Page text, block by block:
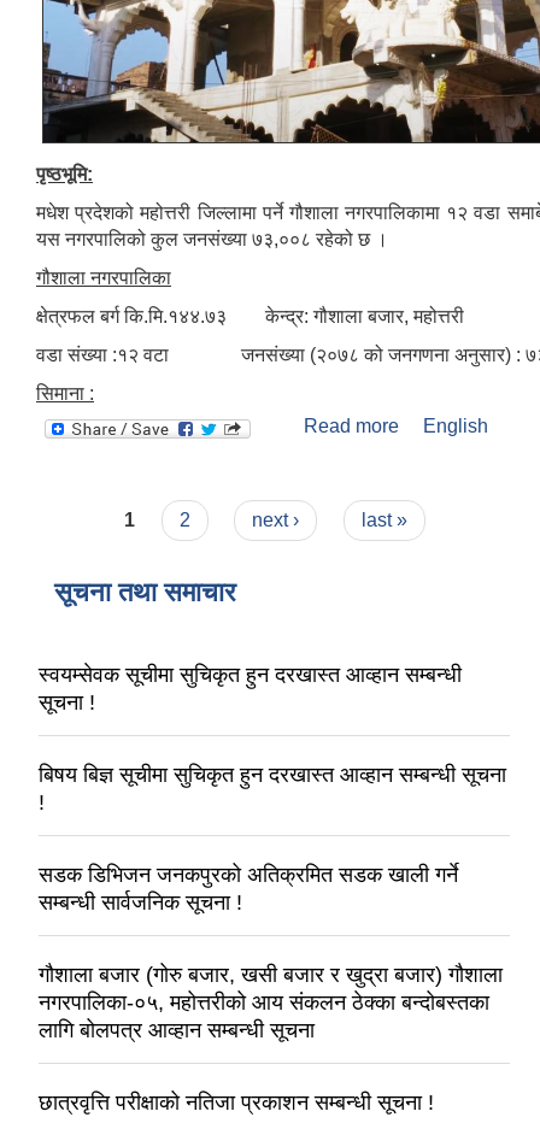
पृष्ठभूमि:
मधेश प्रदेशको महोत्तरी जिल्लामा पर्ने गौशाला नगरपालिकामा १२ वडा
यस नगरपालिको कुल जनसंख्या ७३,००८ रहेको छ ।
गौशाला नगरपालिका
क्षेत्रफल बर्ग कि.मि.१४४.७३ केन्द्र: गौशाला बजार, महोत्तरी
वडा संख्या :१२ वटा जनसंख्या (२०७८ को जनगणना अनुसार) :
सिमाना :
Read more about संक्षिप्त
English
Pages
1 2 next › last »
सूचना तथा समाचार
स्वयम्सेवक सूचीमा सुचिकृत हुन दरखास्त आव्हान सम्बन्धी
सूचना !
बिषय बिज्ञ सूचीमा सुचिकृत हुन दरखास्त आव्हान सम्बन्धी सूचना
!
सडक डिभिजन जनकपुरको अतिक्रमित सडक खाली गर्ने
सम्बन्धी सार्वजनिक सूचना !
गौशाला बजार (गोरु बजार, खसी बजार र खुद्रा बजार) गौशाला
नगरपालिका-०५, महोत्तरीको आय संकलन ठेक्का बन्दोबस्तका
लागि बोलपत्र आव्हान सम्बन्धी सूचना
छात्रवृत्ति परीक्षाको नतिजा प्रकाशन सम्बन्धी सूचना !